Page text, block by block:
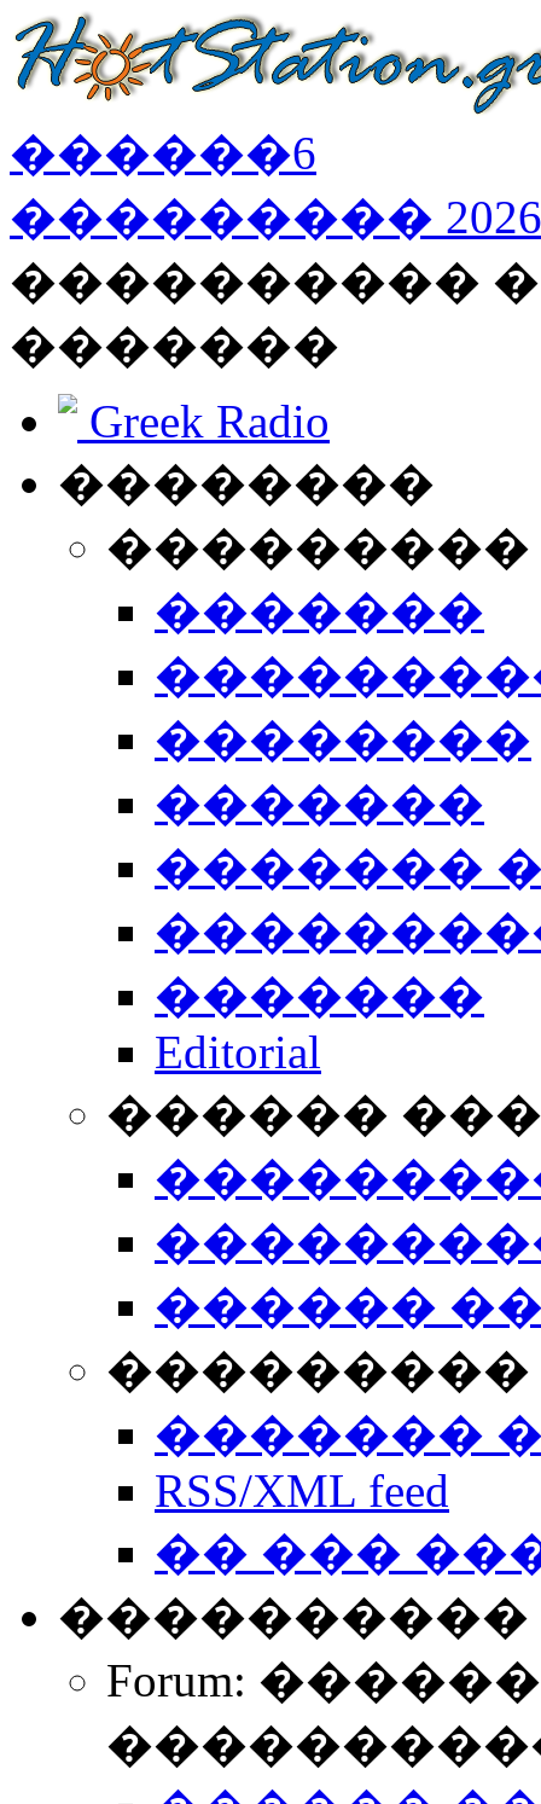
������6
��������� 2026
����������
�������
Greek Radio
��������
�������
��������
�������
�������
�������
Editorial
������
������
���������
�������
RSS/XML feed
�� ���
����������
Forum: